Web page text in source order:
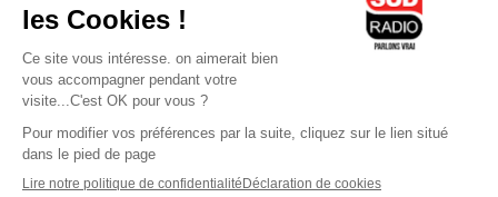
olympique-et-lyonnais.com
L'application Iphone / Android
Téléchargez l'application
Les cookies